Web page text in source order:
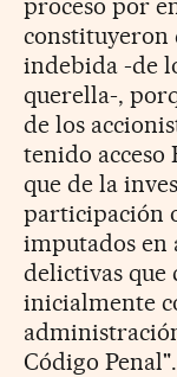
constituyeron
indebida -de
querella-,
de los
tenido acceso
que de la
participación
imputados en
delictivas
inicialmente
Código Penal".